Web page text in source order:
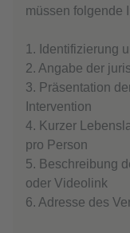
müssen folgende
1. Identifizierung
2. Angabe der
3. Präsentation
Intervention
4. Kurzer
pro Person
5. Beschreibung
oder Videolink
6. Adresse des